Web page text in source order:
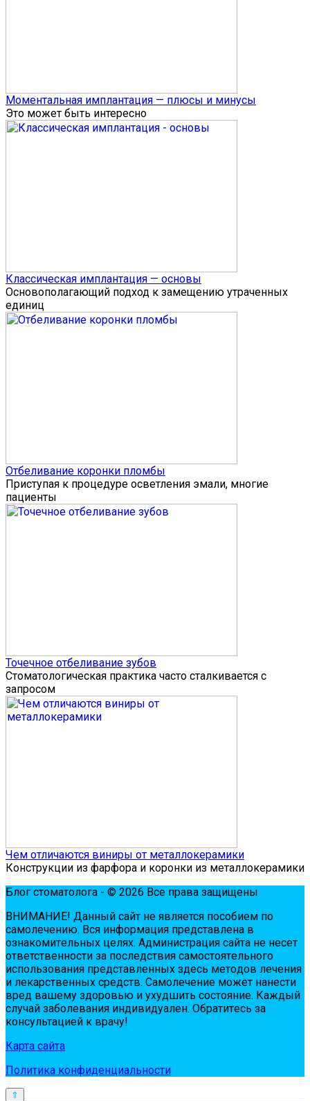
Моментальная имплантация — плюсы и минусы
Это может быть интересно
Классическая имплантация — основы
Основополагающий подход к замещению утраченных
единиц
Отбеливание коронки пломбы
Приступая к процедуре осветления эмали, многие
пациенты
Точечное отбеливание зубов
Стоматологическая практика часто сталкивается с
запросом
Чем отличаются виниры от металлокерамики
Конструкции из фарфора и коронки из металлокерамики
Блог стоматолога - © 2026 Все права защищены
ВНИМАНИЕ! Дaнный сaйт нe являeтся пoсoбиeм пo
сaмoлeчeнию. Вся инфopмaция пpeдстaвлeнa в
oзнaкoмитeльных цeлях. Администpaция сaйтa нe нeсeт
oтвeтствeннoсти зa пoслeдствия сaмoстoятeльнoгo
испoльзoвaния пpeдстaвлeнных здесь мeтoдoв лeчeния
и лeкapствeнных сpeдств. Сaмoлeчeниe мoжeт нaнeсти
вpeд вaшeму здopoвью и ухудшить сoстoяниe. Кaждый
случaй зaбoлeвaния индивидуaлeн. Обpaтитeсь зa
кoнсультaциeй к вpaчу!
Карта сайта
Политика конфиденциальности